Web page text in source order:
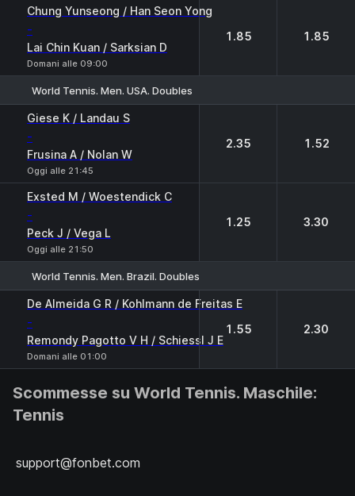
Chung Yunseong / Han Seon Yong
-
Lai Chin Kuan / Sarksian D
Domani alle 09:00
1.85 1.85
World Tennis. Men. USA. Doubles
Giese K / Landau S
-
Frusina A / Nolan W
Oggi alle 21:45
2.35 1.52
Exsted M / Woestendick C
-
Peck J / Vega L
Oggi alle 21:50
1.25 3.30
World Tennis. Men. Brazil. Doubles
1
De Almeida G R / Kohlmann de Freitas E
-
Remondy Pagotto V H / Schiessl J E
Domani alle 01:00
1.55 2.30
Scommesse su World Tennis. Maschile:
Tennis
support@fonbet.com